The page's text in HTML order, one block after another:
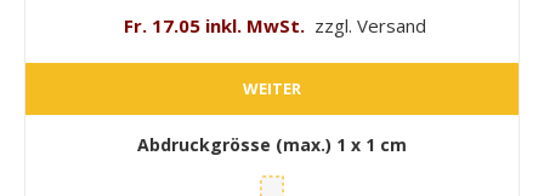
Fr. 17.05 inkl. MwSt. zzgl. Versand
WEITER
Abdruckgrösse (max.) 1 x 1 cm